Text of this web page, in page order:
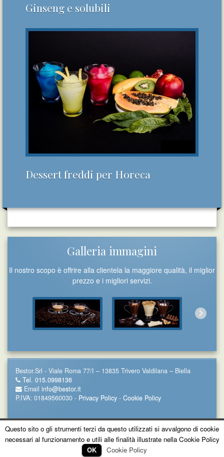
Ginseng e solubili
Dessert freddi per Horeca
Galleria immagini
Il nostro scopo è offrire alla clientela la maggiore qualità, il miglior
prezzo e i migliori servizi.
Bestor.Srl - Viale Roma 77/I – 13835 Trivero Valdilana – Biella
Tel. 015.0998136
Email info@bestor.it
P.IVA: 01849560030 - Privacy Policy - Cookie Policy
Questo sito o gli strumenti terzi da questo utilizzati si avvalgono di cookie
necessari al funzionamento e utili alle finalità illustrate nella Cookie Policy
OK
Cookie Policy